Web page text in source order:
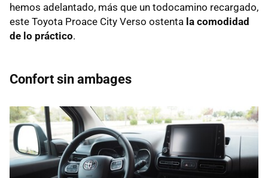
hemos adelantado, más que un todocamino recargado,
este Toyota Proace City Verso ostenta la comodidad
de lo práctico.
Confort sin ambages